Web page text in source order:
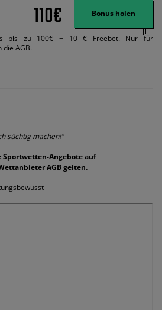
110€ Bonus holen
bis zu 100€ + 10 € Freebet. Nur für
AGB.
süchtig machen!“
Angebote auf
AGB gelten.